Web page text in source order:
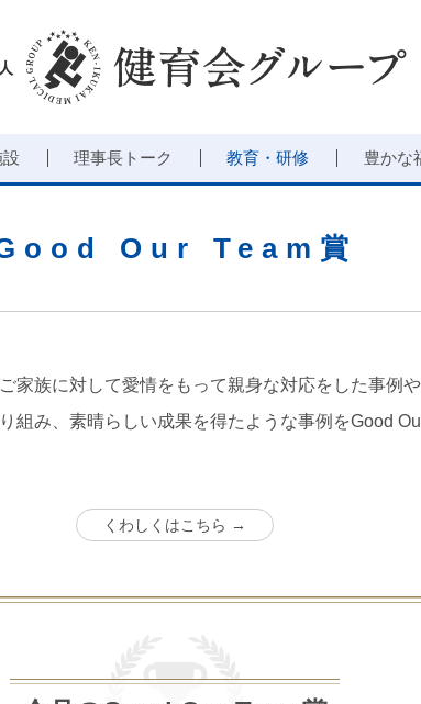
理事長トーク 教育・研修 豊かな
Our Team賞
家族に対して愛情をもって親身な対応をした事例
組み、素晴らしい成果を得たような事例をGood
くわしくはこちら →